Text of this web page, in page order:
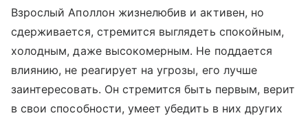
Взрослый Аполлон жизнелюбив и активен, но
сдерживается, стремится выглядеть спокойным,
холодным, даже высокомерным. Не поддается
влиянию, не реагирует на угрозы, его лучше
заинтересовать. Он стремится быть первым, верит
в свои способности, умеет убедить в них других